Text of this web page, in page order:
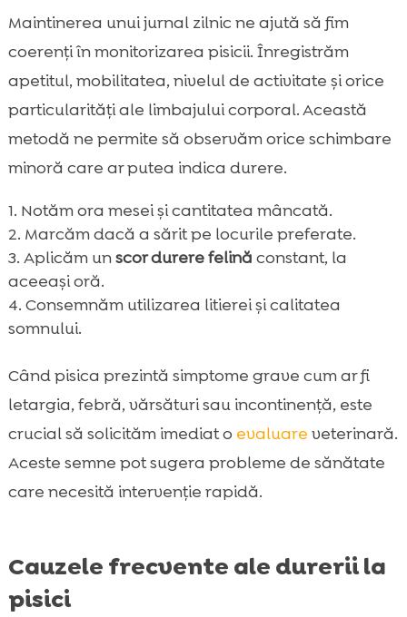
Maintinerea unui jurnal zilnic ne ajută să fim
coerenți în monitorizarea pisicii. Înregistrăm
apetitul, mobilitatea, nivelul de activitate și orice
particularităţi ale limbajului corporal. Această
metodă ne permite să observăm orice schimbare
minoră care ar putea indica durere.
Notăm ora mesei și cantitatea mâncată.
Marcăm dacă a sărit pe locurile preferate.
Aplicăm unscor durere felină constant, la
aceeași oră.
Consemnăm utilizarea litierei și calitatea
somnului.
Când pisica prezintă simptome grave cum ar fi
letargia, febră, vărsături sau incontinență, este
crucial să solicităm imediat o evaluare veterinară.
Aceste semne pot sugera probleme de sănătate
care necesită intervenție rapidă.
Cauzele frecvente ale durerii la
pisici